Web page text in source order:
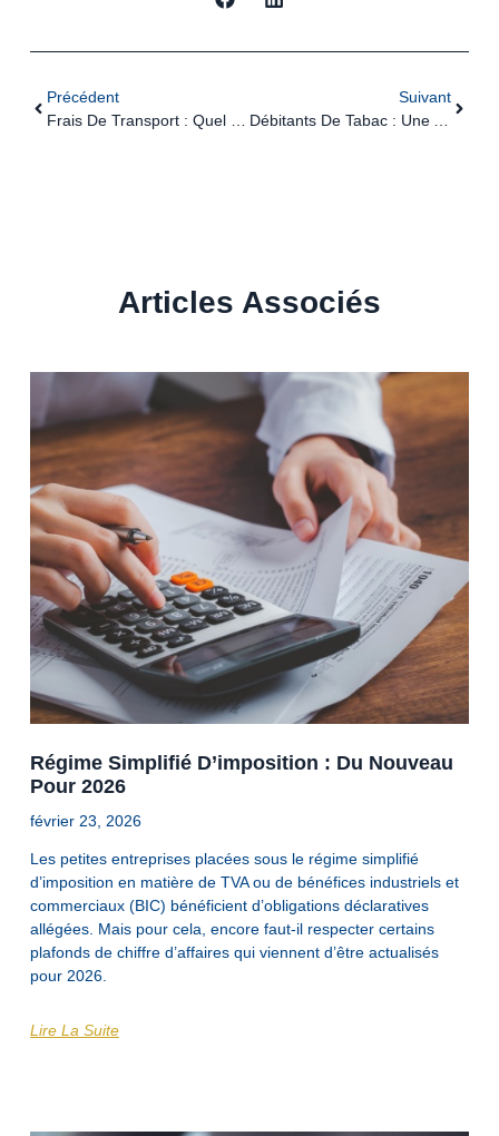
Précédent
Suivant
Articles Associés
Régime Simplifié D’imposition : Du Nouveau
Pour 2026
février 23, 2026
Les petites entreprises placées sous le régime simplifié
d’imposition en matière de TVA ou de bénéfices industriels et
commerciaux (BIC) bénéficient d’obligations déclaratives
allégées. Mais pour cela, encore faut-il respecter certains
plafonds de chiffre d’affaires qui viennent d’être actualisés
pour 2026.
Lire La Suite